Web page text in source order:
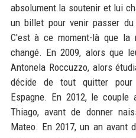
absolument la soutenir et lui
un billet pour venir passer
C'est à ce moment-là que la
changé. En 2009, alors que
Antonela Roccuzzo, alors
décide de tout quitter
Espagne. En 2012, le couple
Thiago, avant de donner
Mateo. En 2017, un an avant